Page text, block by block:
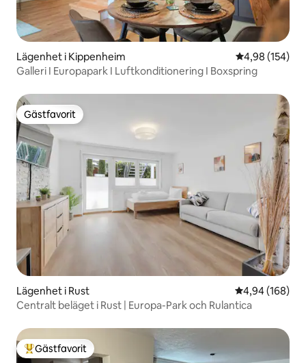
Lägenhet i Kippenheim 4,98 av 5 i
4,98 (154)
Galleri I Europapark I Luftkonditionering I Boxspring
Gästfavorit
Gästfavorit
Lägenhet i Rust 4,94 av 5 i
4,94 (168)
Centralt beläget i Rust | Europa-Park och Rulantica
Populär gästfavorit
Gästfavorit